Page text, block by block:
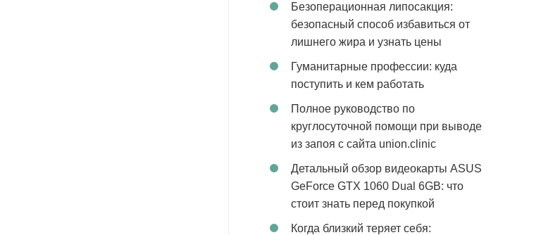
Безоперационная липосакция:
безопасный способ избавиться от
лишнего жира и узнать цены
Гуманитарные профессии: куда
поступить и кем работать
Полное руководство по
круглосуточной помощи при выводе
из запоя с сайта union.clinic
Детальный обзор видеокарты ASUS
GeForce GTX 1060 Dual 6GB: что
стоит знать перед покупкой
Когда близкий теряет себя: